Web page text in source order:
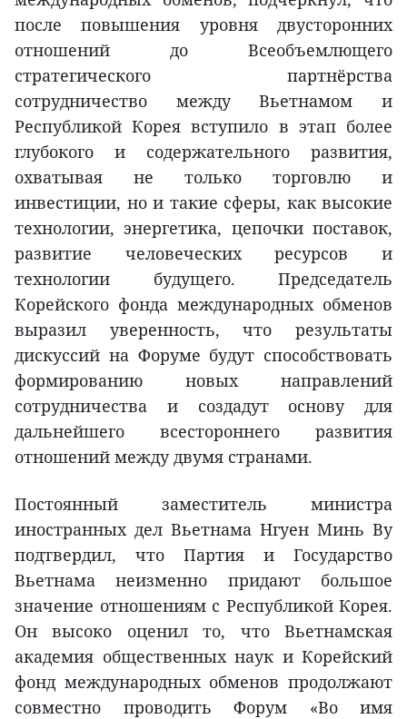
после повышения уровня двусторонних
отношений до Всеобъемлющего
стратегического партнёрства
сотрудничество между Вьетнамом и
Республикой Корея вступило в этап более
глубокого и содержательного развития,
охватывая не только торговлю и
инвестиции, но и такие сферы, как высокие
технологии, энергетика, цепочки поставок,
развитие человеческих ресурсов и
технологии будущего. Председатель
Корейского фонда международных обменов
выразил уверенность, что результаты
дискуссий на Форуме будут способствовать
формированию новых направлений
сотрудничества и создадут основу для
дальнейшего всестороннего развития
отношений между двумя странами.
Постоянный заместитель министра
иностранных дел Вьетнама Нгуен Минь Ву
подтвердил, что Партия и Государство
Вьетнама неизменно придают большое
значение отношениям с Республикой Корея.
Он высоко оценил то, что Вьетнамская
академия общественных наук и Корейский
фонд международных обменов продолжают
совместно проводить Форум «Во имя